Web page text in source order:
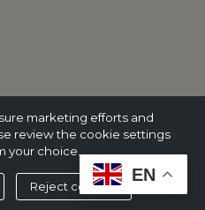
EN
marketing efforts and
review the cookie settings
your choice.
Reject cookies